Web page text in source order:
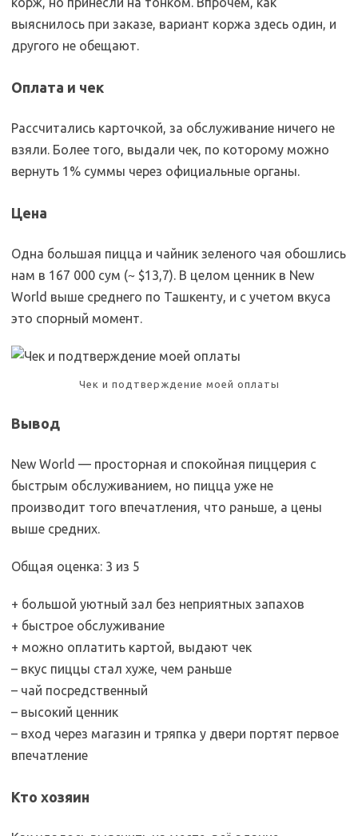
выяснилось при заказе, вариант коржа здесь один, и
другого не обещают.
Оплата и чек
Рассчитались карточкой, за обслуживание ничего не
взяли. Более того, выдали чек, по которому можно
вернуть 1% суммы через официальные органы.
Цена
Одна большая пицца и чайник зеленого чая обошлись
нам в 167 000 сум (~ $13,7). В целом ценник в New
World выше среднего по Ташкенту, и с учетом вкуса
это спорный момент.
Чек и подтверждение моей оплаты
Вывод
New World — просторная и спокойная пиццерия с
быстрым обслуживанием, но пицца уже не
производит того впечатления, что раньше, а цены
выше средних.
Общая оценка: 3 из 5
+ большой уютный зал без неприятных запахов
+ быстрое обслуживание
+ можно оплатить картой, выдают чек
– вкус пиццы стал хуже, чем раньше
– чай посредственный
– высокий ценник
– вход через магазин и тряпка у двери портят первое
впечатление
Кто хозяин